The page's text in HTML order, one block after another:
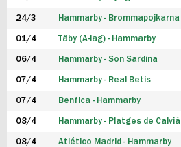
FUTSAL DAM
24/3 Hammarby - Brommapojkarna
01/4 Täby (A-lag) - Hammarby
06/4 Hammarby - Son Sardina
07/4 Hammarby - Real Betis
07/4 Benfica - Hammarby
08/4 Hammarby - Platges de Calvià
08/4 Atlético Madrid - Hammarby